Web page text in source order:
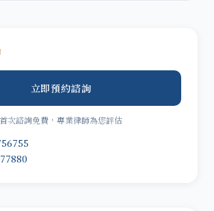
立即預約諮詢
首次諮詢免費，專業律師為您評估